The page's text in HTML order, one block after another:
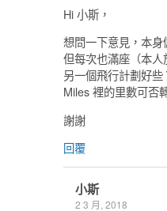
Hi 小斯，
想問一下意見，本
但每次也滿座（本
另一個飛行計劃好
Miles 裡的里數可否
謝謝
回覆
小斯
2 3 月, 2018